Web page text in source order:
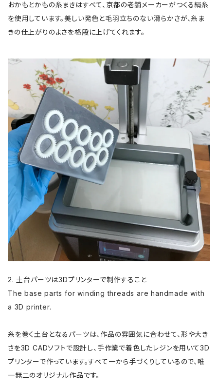
おかもとかもの糸まきはすべて、京都の老舗メーカーがつくる絹糸
を使用しています。美しい発色と毛羽立ちのない滑らかさが、糸ま
きの仕上がりのよさを格段に上げてくれます。
2. 土台パーツは3Dプリンターで制作すること
The base parts for winding threads are handmade with
a 3D printer.
糸を巻く土台となるパーツは、作品の雰囲気に合わせて、形や大き
さを3D CADソフトで設計し、手作業で着色したレジンを用いて3D
プリンターで作っています。すべて一から手づくりしているので、唯
一無二のオリジナル作品です。